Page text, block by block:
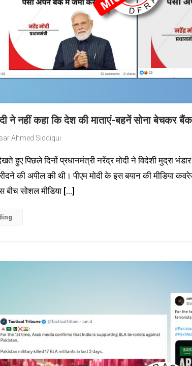
ने नहीं कहा कि देश की माताएं-बहनें सोना बेचकर
Ahmed Siddiqui
हुए पिछले दिनों प्रधानमंत्री नरेंद्र मोदी ने विदेशी मुद्रा
की अपील की थी। पीएम मोदी के इस बयान की मीडिया
बीच सोशल मीडिया […]